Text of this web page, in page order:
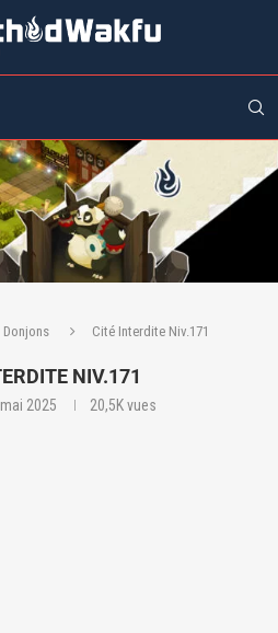
Donjons Cité Interdite Niv.171
NIV.171
2025 20,5Kvues